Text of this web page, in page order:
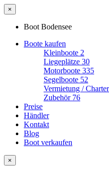
×
Boot Bodensee
Boote kaufen
Kleinboote 2
Liegeplätze 30
Motorboote 335
Segelboote 52
Vermietung / Charter
Zubehör 76
Preise
Händler
Kontakt
Blog
Boot verkaufen
×